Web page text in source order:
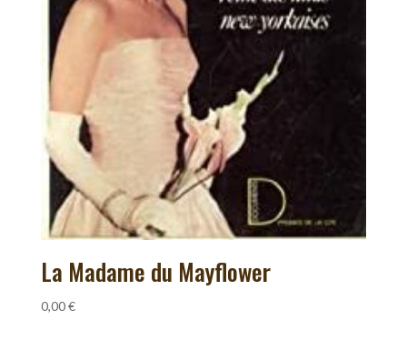
La Madame du Mayflower
0,00€